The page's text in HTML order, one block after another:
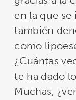
en la que
también
como
¿Cuántas
te ha dado
Muchas,